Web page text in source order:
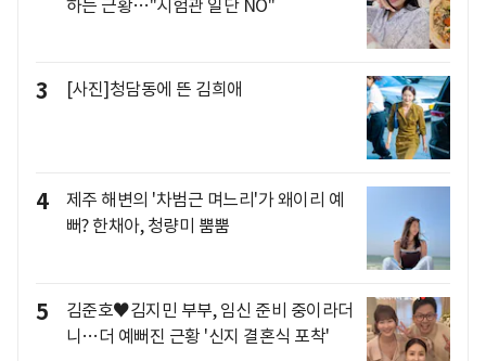
하는 근황…"시험관 일단 NO"
3 [사진]청담동에 뜬 김희애
4
제주 해변의 '차범근 며느리'가 왜이리 예
뻐? 한채아, 청량미 뿜뿜
5
김준호♥김지민 부부, 임신 준비 중이라더
니…더 예뻐진 근황 '신지 결혼식 포착'